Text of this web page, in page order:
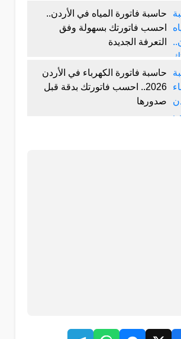
حاسبة فاتورة المياه في الأردن..
احسب فاتورتك بسهولة وفق
التعرفة الجديدة
حاسبة فاتورة الكهرباء في الأردن
2026.. احسب فاتورتك بدقة قبل
صدورها